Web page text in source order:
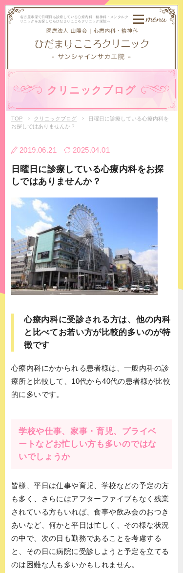
名古屋市栄で日曜日も診療している心療内科・精神科・メンタルク
リニックをお探しならひだまりこころクリニック栄院へ
menu
クリニックブログ
TOP クリニックブログ
日曜日に診療している心療内科を
お探しではありませんか？
2019.06.21 2025.04.01
日曜日に診療している心療内科をお探
しではありませんか？
心療内科に受診される方は、他の内科
と比べてお若い方が比較的多いのが特
徴です
心療内科にかかられる患者様は、一般内科の診
療所と比較して、10代から40代の患者様が比較
的に多いです。
学校や仕事、家事・育児、プライベ
ートなどお忙しい方も多いのではな
いでしょうか
皆様、平日は仕事や育児、学校などの予定の方
も多く、さらにはアフターファイブもなく残業
されている方もいれば、食事や飲み会のおつき
あいなど、何かと平日は忙しく、その様な状況
の中で、次の日も勤務であることを考慮する
と、その日に病院に受診しようと予定を立てる
のは困難な人も多いかもしれません。